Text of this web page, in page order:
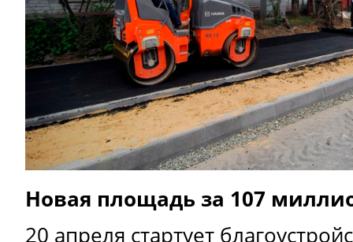
Новая площадь за 107
20 апреля стартует